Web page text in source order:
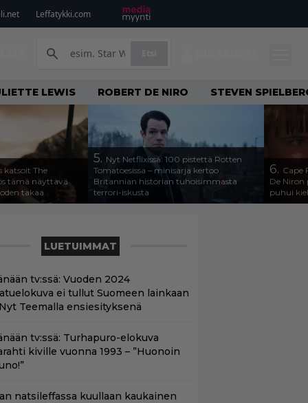
Leffatykki.com
LEWIS ROBERT DE NIRO STEVEN
katsoit The
tämä näyttävä
takaa
5. Nyt Netflixissä: 100 pistettä Rotten
Tomatoesissa – minisarja kertoo
Britannian historian tuhoisimmasta
terrori-iskusta
6. Cape
De Niron
puhui
LUETUIMMAT
tv:ssä: Vuoden 2024
ei tullut Suomeen lainkaan
Teemalla ensiesityksenä
tv:ssä: Turhapuro-elokuva
kiville vuonna 1993 – ”Huonoin
natsileffassa kuullaan kaukainen